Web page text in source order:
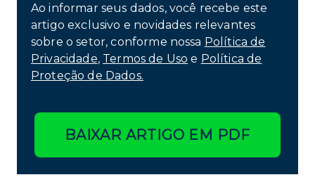
Ao informar seus dados, você recebe este
artigo exclusivo e novidades relevantes
sobre o setor, conforme nossa Política de
Privacidade, Termos de Uso e Política de
Proteção de Dados.
BAIXAR ARTIGO EM PDF